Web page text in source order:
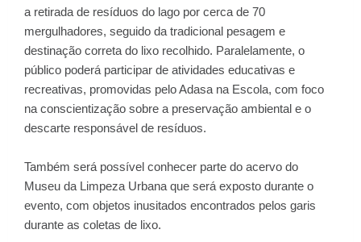
a retirada de resíduos do lago por cerca de 70
mergulhadores, seguido da tradicional pesagem e
destinação correta do lixo recolhido. Paralelamente, o
público poderá participar de atividades educativas e
recreativas, promovidas pelo Adasa na Escola, com foco
na conscientização sobre a preservação ambiental e o
descarte responsável de resíduos.
Também será possível conhecer parte do acervo do
Museu da Limpeza Urbana que será exposto durante o
evento, com objetos inusitados encontrados pelos garis
durante as coletas de lixo.